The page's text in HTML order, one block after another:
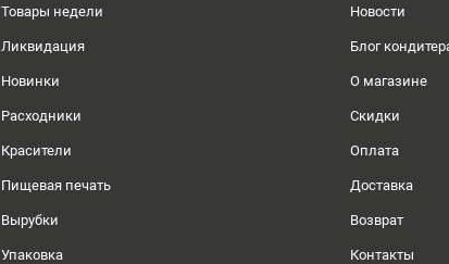
Товары недели
Ликвидация
Новинки
Расходники
Красители
Пищевая печать
Вырубки
Упаковка
Новости
Блог
О магазине
Скидки
Оплата
Доставка
Возврат
Контакты